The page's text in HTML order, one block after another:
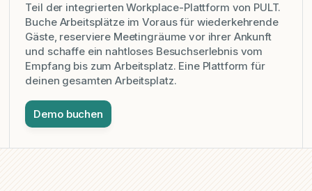
Teil der integrierten Workplace-Plattform von PULT.
Buche Arbeitsplätze im Voraus für wiederkehrende
Gäste, reserviere Meetingräume vor ihrer Ankunft
und schaffe ein nahtloses Besuchserlebnis vom
Empfang bis zum Arbeitsplatz. Eine Plattform für
deinen gesamten Arbeitsplatz.
Demo buchen